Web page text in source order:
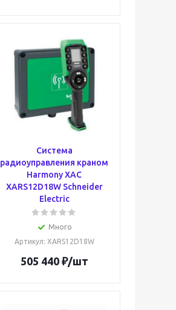
Система
радиоуправления краном
Harmony XAC
XARS12D18W Schneider
Electric
Много
Артикул: XARS12D18W
505 440₽/шт